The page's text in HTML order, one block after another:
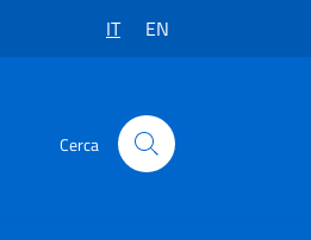
IT EN
Cerca